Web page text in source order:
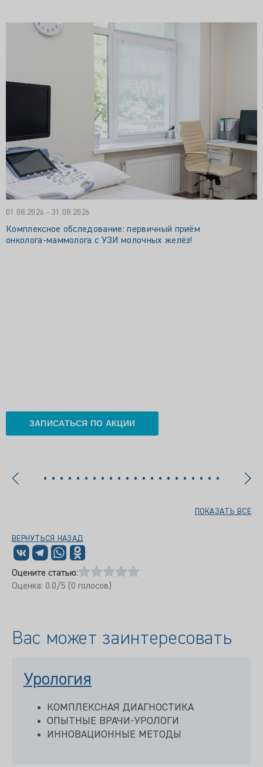
01.08.2026 - 31.08.2026
Комплексное обследование: первичный приём
онколога‑маммолога с УЗИ молочных желёз!
ЗАПИСАТЬСЯ ПО АКЦИИ
ПОКАЗАТЬ ВСЕ
ВЕРНУТЬСЯ НАЗАД
Оцените статью:
Оценка: 0.0/5 (0 голосов)
Вас может заинтересовать
Урология
КОМПЛЕКСНАЯ ДИАГНОСТИКА
ОПЫТНЫЕ ВРАЧИ-УРОЛОГИ
ИННОВАЦИОННЫЕ МЕТОДЫ